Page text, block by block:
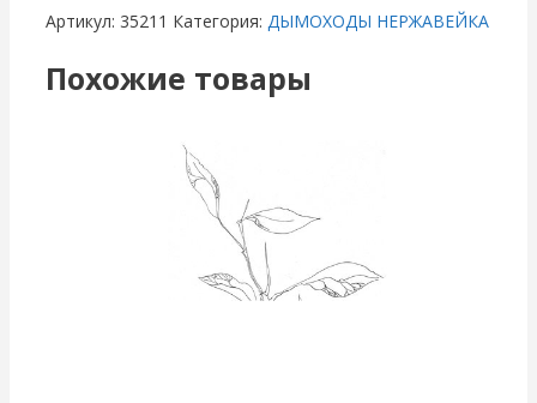
Артикул: 35211 Категория: ДЫМОХОДЫ НЕРЖАВЕЙКА
Похожие товары